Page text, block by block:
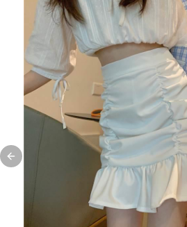
Previous slide